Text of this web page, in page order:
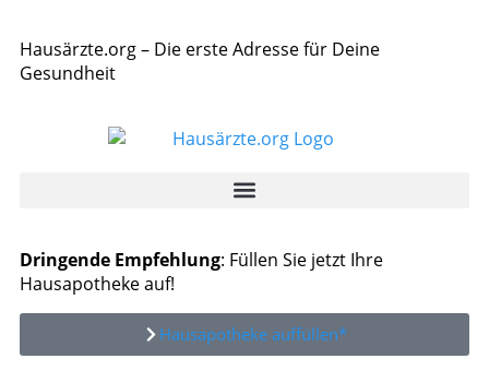
Hausärzte.org – Die erste Adresse für Deine
Gesundheit
Dringende Empfehlung: Füllen Sie jetzt Ihre
Hausapotheke auf!
Hausapotheke auffüllen*